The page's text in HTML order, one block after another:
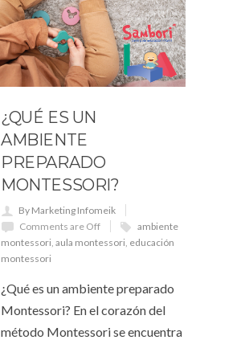
¿QUÉ ES UN
AMBIENTE
PREPARADO
MONTESSORI?
By Marketing Infomeik
Comments are Off
ambiente
montessori aula montessori educación
montessori
¿Qué es un ambiente preparado
Montessori? En el corazón del
método Montessori se encuentra